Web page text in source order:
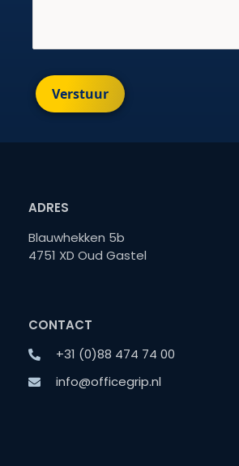
Verstuur
ADRES
Blauwhekken 5b
4751 XD Oud Gastel
CONTACT
+31 (0)88 474 74 00
info@officegrip.nl